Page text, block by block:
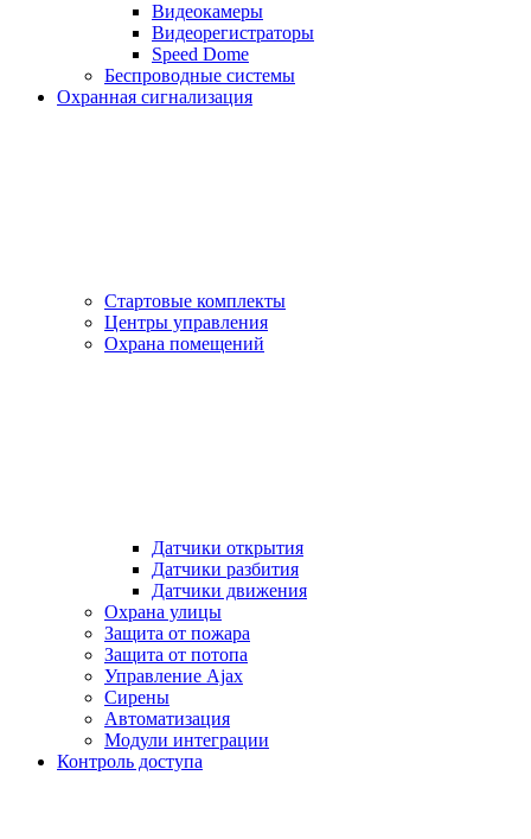
Видеокамеры
Видеорегистраторы
Speed Dome
Беспроводные системы
Охранная сигнализация
Стартовые комплекты
Центры управления
Охрана помещений
Датчики открытия
Датчики разбития
Датчики движения
Охрана улицы
Защита от пожара
Защита от потопа
Управление Ajax
Сирены
Автоматизация
Модули интеграции
Контроль доступа